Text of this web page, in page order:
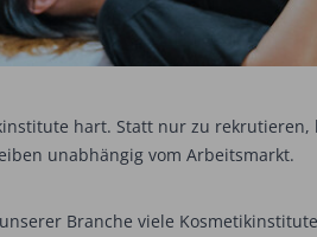
hart. Statt nur zu
unabhängig vom Arbeitsmarkt.
Branche viele